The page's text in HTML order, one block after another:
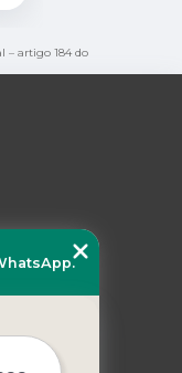
– artigo 184 do